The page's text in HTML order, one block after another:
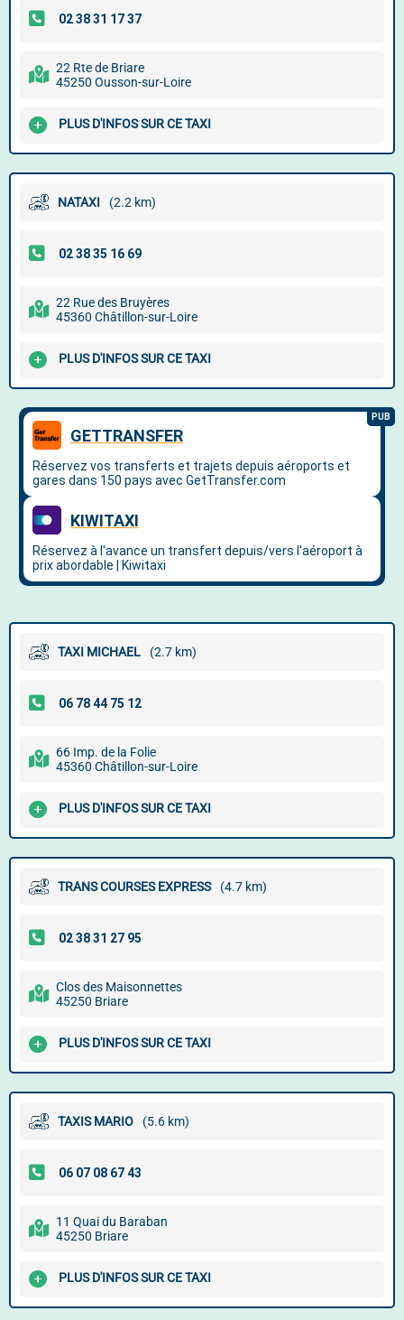
22 Rte de Briare
45250 Ousson-sur-Loire
PLUS D'INFOS SUR CE TAXI
NATAXI (2.2 km)
22 Rue des Bruyères
45360 Châtillon-sur-Loire
PLUS D'INFOS SUR CE TAXI
TAXI MICHAEL (2.7 km)
66 Imp. de la Folie
45360 Châtillon-sur-Loire
PLUS D'INFOS SUR CE TAXI
TRANS COURSES EXPRESS (4.7 km)
Clos des Maisonnettes
45250 Briare
PLUS D'INFOS SUR CE TAXI
TAXIS MARIO (5.6 km)
11 Quai du Baraban
45250 Briare
PLUS D'INFOS SUR CE TAXI